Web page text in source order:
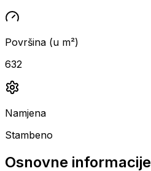
Površina (u m²)
632
Namjena
Stambeno
Osnovne informacije